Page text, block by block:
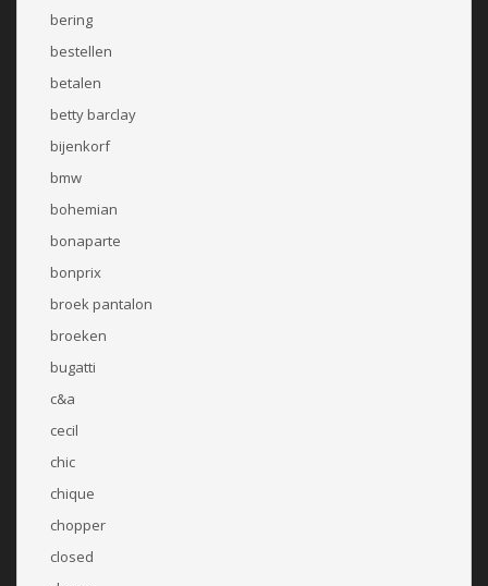
bering
bestellen
betalen
betty barclay
bijenkorf
bmw
bohemian
bonaparte
bonprix
broek pantalon
broeken
bugatti
c&a
cecil
chic
chique
chopper
closed